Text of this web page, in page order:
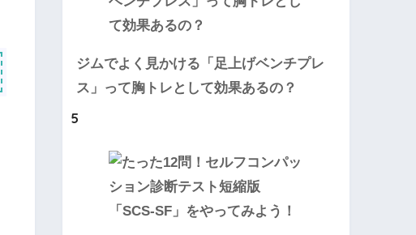
ジムでよく見かける「足上げベンチプレ
ス」って胸トレとして効果あるの？
5